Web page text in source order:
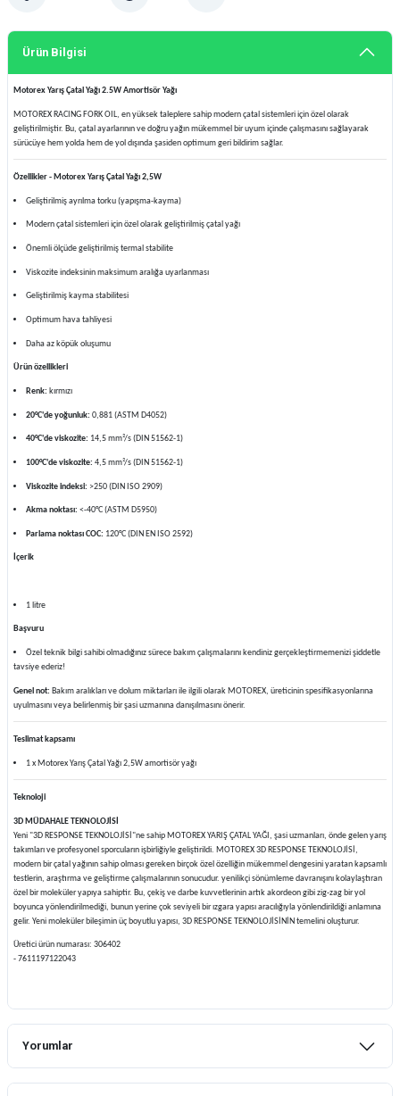
Ürün Bilgisi
Motorex Yarış Çatal Yağı 2.5W Amortisör Yağı
MOTOREX RACING FORK OIL, en yüksek taleplere sahip modern çatal sistemleri için özel olarak
geliştirilmiştir. Bu, çatal ayarlarının ve doğru yağın mükemmel bir uyum içinde çalışmasını sağlayarak
sürücüye hem yolda hem de yol dışında şasiden optimum geri bildirim sağlar.
Özellikler - Motorex Yarış Çatal Yağı 2,5W
Geliştirilmiş ayrılma torku (yapışma-kayma)
Modern çatal sistemleri için özel olarak geliştirilmiş çatal yağı
Önemli ölçüde geliştirilmiş termal stabilite
Viskozite indeksinin maksimum aralığa uyarlanması
Geliştirilmiş kayma stabilitesi
Optimum hava tahliyesi
Daha az köpük oluşumu
Ürün özellikleri
Renk: kırmızı
20°C'de yoğunluk: 0,881 (ASTM D4052)
40°C'de viskozite: 14,5 mm²/s (DIN 51562-1)
100°C'de viskozite: 4,5 mm²/s (DIN 51562-1)
Viskozite indeksi: >250 (DIN ISO 2909)
Akma noktası: <-40°C (ASTM D5950)
Parlama noktası COC: 120°C (DIN EN ISO 2592)
İçerik
1 litre
Başvuru
Özel teknik bilgi sahibi olmadığınız sürece bakım çalışmalarını kendiniz gerçekleştirmemenizi şiddetle
tavsiye ederiz!
Genel not: Bakım aralıkları ve dolum miktarları ile ilgili olarak MOTOREX, üreticinin spesifikasyonlarına
uyulmasını veya belirlenmiş bir şasi uzmanına danışılmasını önerir.
Teslimat kapsamı
1 x Motorex Yarış Çatal Yağı 2,5W amortisör yağı
Teknoloji
3D MÜDAHALE TEKNOLOJİSİ
Yeni "3D RESPONSE TEKNOLOJİSİ"ne sahip MOTOREX YARIŞ ÇATAL YAĞI, şasi uzmanları, önde gelen yarış
takımları ve profesyonel sporcuların işbirliğiyle geliştirildi. MOTOREX 3D RESPONSE TEKNOLOJİSİ,
modern bir çatal yağının sahip olması gereken birçok özel özelliğin mükemmel dengesini yaratan kapsamlı
testlerin, araştırma ve geliştirme çalışmalarının sonucudur. yenilikçi sönümleme davranışını kolaylaştıran
özel bir moleküler yapıya sahiptir. Bu, çekiş ve darbe kuvvetlerinin artık akordeon gibi zig-zag bir yol
boyunca yönlendirilmediği, bunun yerine çok seviyeli bir ızgara yapısı aracılığıyla yönlendirildiği anlamına
gelir. Yeni moleküler bileşimin üç boyutlu yapısı, 3D RESPONSE TEKNOLOJİSİNİN temelini oluşturur.
Üretici ürün numarası: 306402
- 7611197122043
Yorumlar